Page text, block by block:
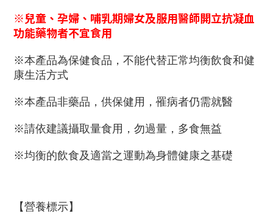
※兒童、孕婦、哺乳期婦女及服用醫師開立抗凝血
功能藥物者不宜食用
※本產品為保健食品，不能代替正常均衡飲食和健
康生活方式
※本產品非藥品，供保健用，罹病者仍需就醫
※請依建議攝取量食用，勿過量，多食無益
※均衡的飲食及適當之運動為身體健康之基礎
【營養標示】